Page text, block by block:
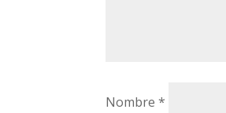
Nombre*